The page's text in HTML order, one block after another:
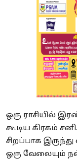
ஒரு ராசியில்
கூடிய கிரகம்
சிறப்பாக
ஒரு வேலையும்